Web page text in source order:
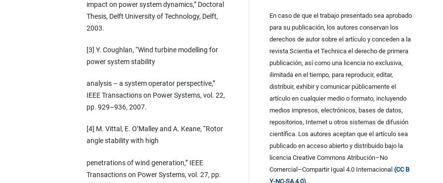
impact on power system dynamics,” Doctoral
Thesis, Delft University of Technology, Delft,
2003.
[3] Y. Coughlan, “Wind turbine modelling for
power system stability
analysis – a system operator perspective,”
IEEE Transactions on Power Systems, vol. 22,
pp. 929–936, 2007.
[4] M. Vittal, E. O’Malley and A. Keane, “Rotor
angle stability with high
penetrations of wind generation,” IEEE
Transactions on Power Systems, vol. 27, pp.
En caso de que el trabajo presentado sea aprobado
para su publicación, los autores conservan los
derechos de autor sobre el artículo y conceden a la
revista Scientia et Technica el derecho de primera
publicación, así como una licencia no exclusiva,
ilimitada en el tiempo, para reproducir, editar,
distribuir, exhibir y comunicar públicamente el
artículo en cualquier medio o formato, incluyendo
medios impresos, electrónicos, bases de datos,
repositorios, Internet u otros sistemas de difusión
científica. Los autores aceptan que el artículo sea
publicado en acceso abierto y distribuido bajo la
licencia Creative Commons Atribución–No
Comercial–Compartir Igual 4.0 Internacional (CC B
Y-NC-SA 4.0).